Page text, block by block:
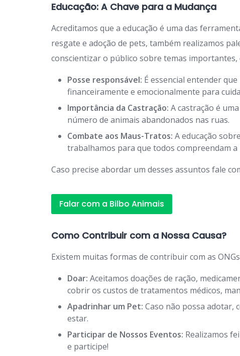
Educação: A Chave para a Mudança
Acreditamos que a educação é uma das
resgate e adoção de pets, também realizamos
conscientizar o público sobre temas importantes,
Posse responsável: É essencial entender
financeiramente e emocionalmente para
Importância da Castração: A castração é
número de animais abandonados nas ruas.
Combate aos Maus-Tratos: A educação
trabalhamos para que todos compreendam
Caso precise abordar um desses assuntos fale
Falar com a Bilbo Animais
Como Contribuir com a Nossa Causa?
Existem muitas formas de contribuir com as
Doar: Aceitamos doações de ração,
cobrir os custos de tratamentos médicos,
Apadrinhar um Pet: Caso não possa adotar,
estar.
Participar de Nossos Eventos: Realizamos
e participe!